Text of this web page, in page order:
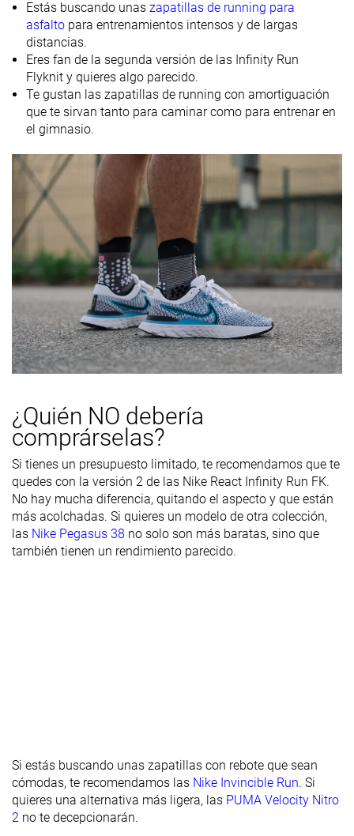
Estás buscando unas zapatillas de running para
asfalto para entrenamientos intensos y de largas
distancias.
Eres fan de la segunda versión de las Infinity Run
Flyknit y quieres algo parecido.
Te gustan las zapatillas de running con amortiguación
que te sirvan tanto para caminar como para entrenar en
el gimnasio.
¿Quién NO debería
comprárselas?
Si tienes un presupuesto limitado, te recomendamos que te
quedes con la versión 2 de las Nike React Infinity Run FK.
No hay mucha diferencia, quitando el aspecto y que están
más acolchadas. Si quieres un modelo de otra colección,
las Nike Pegasus 38 no solo son más baratas, sino que
también tienen un rendimiento parecido.
Si estás buscando unas zapatillas con rebote que sean
cómodas, te recomendamos las Nike Invincible Run. Si
quieres una alternativa más ligera, las PUMA Velocity Nitro
2 no te decepcionarán.